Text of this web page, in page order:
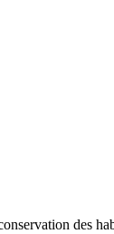
des